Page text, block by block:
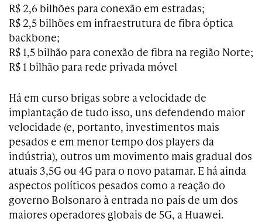
R$ 2,6 bilhões para conexão em estradas;
R$ 2,5 bilhões em infraestrutura de fibra óptica
backbone;
R$ 1,5 bilhão para conexão de fibra na região Norte;
R$ 1 bilhão para rede privada móvel
Há em curso brigas sobre a velocidade de
implantação de tudo isso, uns defendendo maior
velocidade (e, portanto, investimentos mais
pesados e em menor tempo dos players da
indústria), outros um movimento mais gradual dos
atuais 3,5G ou 4G para o novo patamar. E há ainda
aspectos políticos pesados como a reação do
governo Bolsonaro à entrada no país de um dos
maiores operadores globais de 5G, a Huawei.